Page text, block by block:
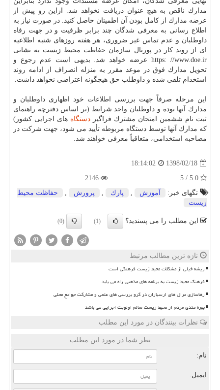
مدارك ناقص به هیچ عنوان دریافت نخواهد شد. ازاین رو پیش از
عرضه مدارك از كامل بودن آن اطمینان حاصل كنید. در صورت نیاز به
اطلاع رسانی به معرفی شدگان چند برابر ظرفیت و در جهت رفاه
داوطلبان و عدم تماس غیر ضروری، هر هفته روزهای شنبه اطلاعیه
ای از روند كار در پورتال سازمان حفاظت محیط زیست به نشانی
https: //www.doe.ir عرضه خواهد شد. بدیهی است عدم رجوع و
تحویل مدارك فوق در موعد مقرر به منزله انصراف از ادامه روند
استخدام تلقی شده و داوطلب حق هیچگونه اعتراضی نخواهد داشت.
این مرحله صرفاً جهت بررسی اطلاعات خود اظهاری داوطلبان و
مدارك آنها بوده و داوطلبان واجد شرایط (بر اساس دفترچه راهنمای
ثبت نام ششمین امتحان مشترك فراگیر دستگاه های اجرایی كشور)
كه مدارك آنها توسط دستگاه مربوطه تأیید می شود، جهت شركت در
مصاحبه استخدامی، متعاقباً معرفی خواهند شد.
1398/02/18
18:14:02
تگهای خبر:
آموزش , پارك , پرورش ,
حفاظت محیط
زیست
این مطلب را می پسندید؟ (1)
(0)
تازه ترین مطالب مرتبط
ریشه خیلی از مشکلات محیط زیست فرهنگی است
فرهنگ محیط زیست به برنامه های مذهبی راه می یابد
رهاسازی مرال های ارسباران در گرو بررسی های علمی و مشارکت جوامع محلی
بهره مندی مردم از محیط زیست سالم اولویت اجرایی می باشد
نظرات بینندگان در مورد این مطلب
نظر شما در مورد این مطلب
نام:
ایمیل: